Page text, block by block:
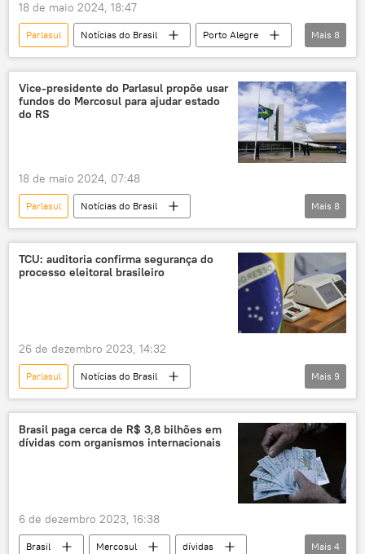
18 de maio 2024, 18:47
Parlasul Notícias do Brasil
Porto Alegre
Universidade de Santa Marta (RS)
enchentes
Arlindo Chinaglia
Rio Grande do Sul
Brasil
PT TikTok
Mais 8
Vice-presidente do Parlasul propõe usar
fundos do Mercosul para ajudar estado
do RS
18 de maio 2024, 07:48
Parlasul
Notícias do Brasil
Arlindo Chinaglia
Rio Grande do Sul
Mercosul
verba
enchente
tragédia
Porto Alegre
Mais 8
TCU: auditoria confirma segurança do
processo eleitoral brasileiro
26 de dezembro 2023, 14:32
Parlasul
Notícias do Brasil
Tribunal de Contas da União
Brasil
TSE
Carta Democrática da Organização dos Estados Americanos (OEA)
eleição
Eleições 2022
Mais 9
Brasil paga cerca de R$ 3,8 bilhões em
dívidas com organismos internacionais
6 de dezembro 2023, 16:38
Brasil Mercosul
dívidas
Mais 4